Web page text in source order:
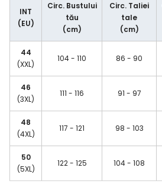
INT
(EU)
Circ. Bustului
tău
(cm)
Circ. Taliei
tale
(cm)
44
(XXL)
104 - 110 86 - 90
46
(3XL)
111 - 116 91 - 97
48
(4XL)
117 - 121 98 - 103
50
(5XL)
122 - 125 104 - 108